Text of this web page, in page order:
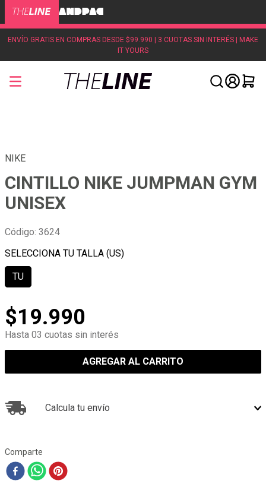
ENVÍO GRATIS EN COMPRAS DESDE $99.990 | 3 CUOTAS SIN INTERÉS | MAKE
IT YOURS
NIKE
CINTILLO NIKE JUMPMAN GYM
UNISEX
Código: 3624
TU
$19.990
Hasta 03 cuotas sin interés
AGREGAR AL CARRITO
Calcula tu envío
Comparte